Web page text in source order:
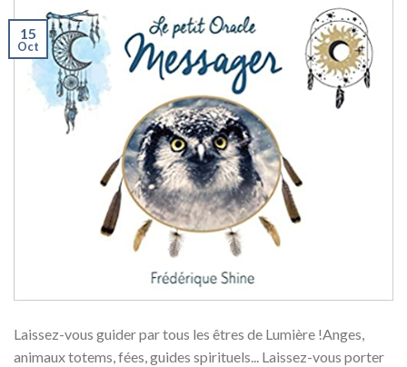
15
Oct
Laissez-vous guider par tous les êtres de Lumière !Anges,
animaux totems, fées, guides spirituels... Laissez-vous porter